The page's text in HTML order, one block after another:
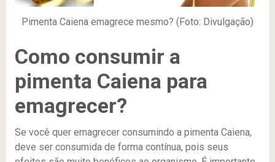
Pimenta Caiena emagrece mesmo? (Foto: Divulgação)
Como consumir a
pimenta Caiena para
emagrecer?
Se você quer emagrecer consumindo a pimenta Caiena,
deve ser consumida de forma contínua, pois seus